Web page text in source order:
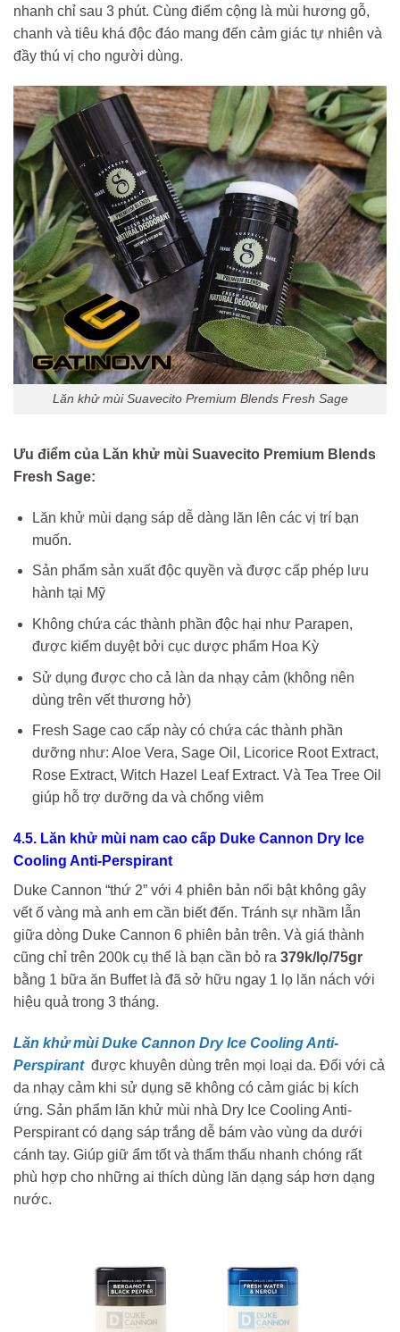
nhanh chỉ sau 3 phút. Cùng điểm cộng là mùi hương gỗ,
chanh và tiêu khá độc đáo mang đến cảm giác tự nhiên và
đầy thú vị cho người dùng.
Lăn khử mùi Suavecito Premium Blends Fresh Sage
Ưu điểm của Lăn khử mùi Suavecito Premium Blends
Fresh Sage:
Lăn khử mùi dạng sáp dễ dàng lăn lên các vị trí bạn
muốn.
Sản phẩm sản xuất độc quyền và được cấp phép lưu
hành tại Mỹ
Không chứa các thành phần độc hại như Parapen,
được kiểm duyệt bởi cục dược phẩm Hoa Kỳ
Sử dụng được cho cả làn da nhạy cảm (không nên
dùng trên vết thương hở)
Fresh Sage cao cấp này có chứa các thành phần
dưỡng như: Aloe Vera, Sage Oil, Licorice Root Extract,
Rose Extract, Witch Hazel Leaf Extract. Và Tea Tree Oil
giúp hỗ trợ dưỡng da và chống viêm
4.5. Lăn khử mùi nam cao cấp Duke Cannon Dry Ice
Cooling Anti-Perspirant
Duke Cannon “thứ 2” với 4 phiên bản nổi bật không gây
vết ố vàng mà anh em cần biết đến. Tránh sự nhầm lẫn
giữa dòng Duke Cannon 6 phiên bản trên. Và giá thành
cũng chỉ trên 200k cụ thể là bạn cần bỏ ra 379k/lọ/75gr
bằng 1 bữa ăn Buffet là đã sở hữu ngay 1 lọ lăn nách với
hiệu quả trong 3 tháng.
Lăn khử mùi Duke Cannon Dry Ice Cooling Anti-
Perspirant được khuyên dùng trên mọi loại da. Đối với cả
da nhạy cảm khi sử dụng sẽ không có cảm giác bị kích
ứng. Sản phẩm lăn khử mùi nhà Dry Ice Cooling Anti-
Perspirant có dạng sáp trắng dễ bám vào vùng da dưới
cánh tay. Giúp giữ ẩm tốt và thẩm thấu nhanh chóng rất
phù hợp cho những ai thích dùng lăn dạng sáp hơn dạng
nước.